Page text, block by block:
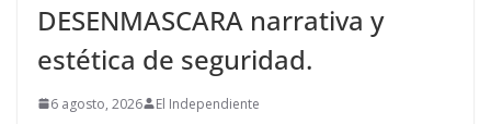
DESENMASCARA narrativa y
estética de seguridad.
6 agosto, 2026 El Independiente